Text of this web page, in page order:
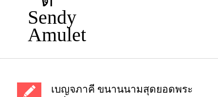
เบญจภาคี ขนานนามสุดยอดพระ